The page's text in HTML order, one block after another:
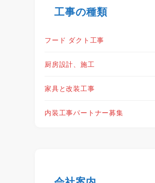
工事の種類
フード ダクト工事
厨房設計、施工
家具と改装工事
内装工事パートナー募集